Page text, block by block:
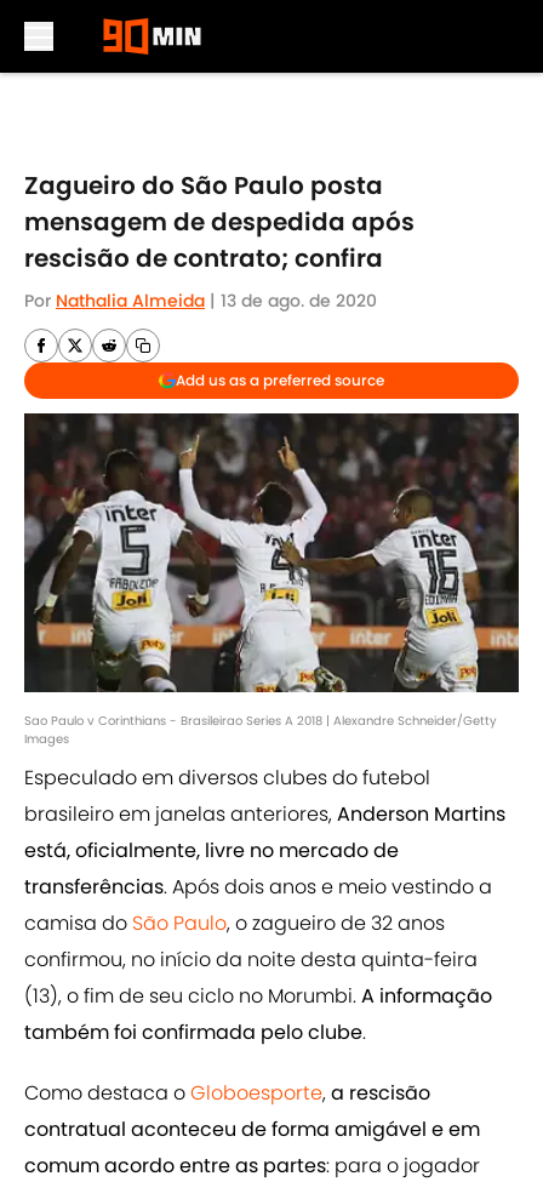
Zagueiro do São Paulo posta
mensagem de despedida após
rescisão de contrato; confira
Por Nathalia Almeida | 13 de ago. de 2020
Add us as a preferred source
Sao Paulo v Corinthians - Brasileirao Series A 2018 | Alexandre Schneider/Getty
Images
Especulado em diversos clubes do futebol
brasileiro em janelas anteriores,Anderson Martins
está, oficialmente, livre no mercado de
transferências. Após dois anos e meio vestindo a
camisa do São Paulo, o zagueiro de 32 anos
confirmou, no início da noite desta quinta-feira
(13), o fim de seu ciclo no Morumbi.A informação
também foi confirmada pelo clube.
Como destaca oGloboesporte,a rescisão
contratual aconteceu de forma amigável e em
comum acordo entre as partes: para o jogador